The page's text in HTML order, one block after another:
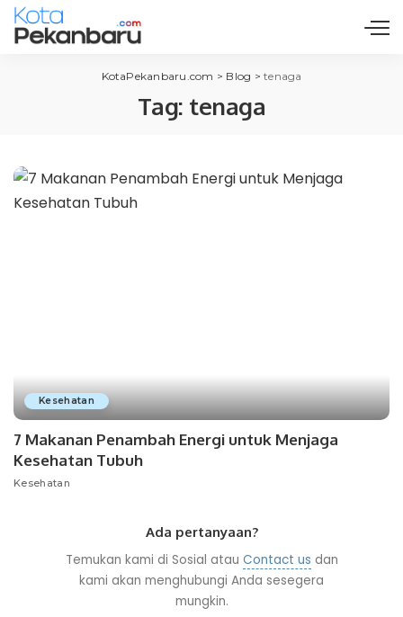
KotaPekanbaru.com > Blog >tenaga
Tag: tenaga
Kesehatan
7 Makanan Penambah Energi untuk Menjaga
Kesehatan Tubuh
Kesehatan
Ada pertanyaan?
Temukan kami di Sosial atau Contact us dan
kami akan menghubungi Anda sesegera
mungkin.